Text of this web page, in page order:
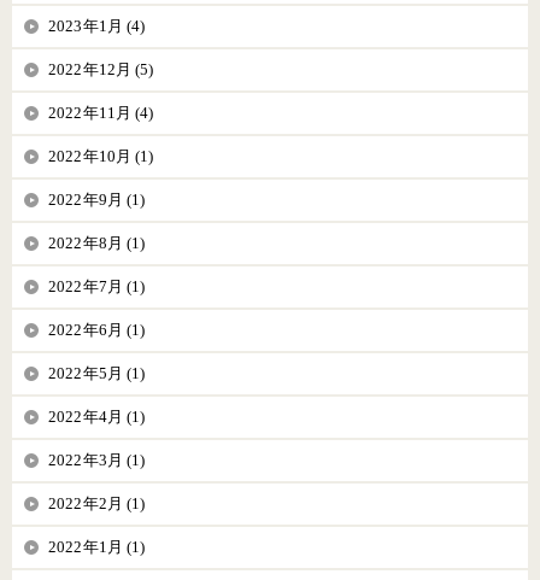
2023年1月 (4)
2022年12月 (5)
2022年11月 (4)
2022年10月 (1)
2022年9月 (1)
2022年8月 (1)
2022年7月 (1)
2022年6月 (1)
2022年5月 (1)
2022年4月 (1)
2022年3月 (1)
2022年2月 (1)
2022年1月 (1)